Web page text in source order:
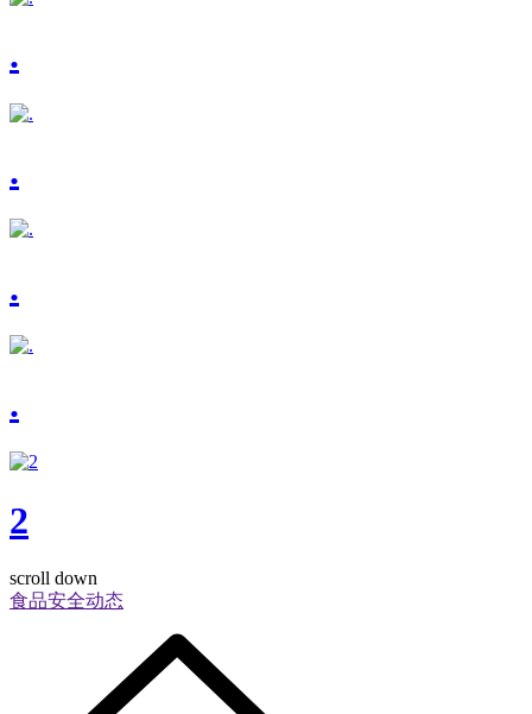
.
.
.
.
2
scroll down
食品安全动态